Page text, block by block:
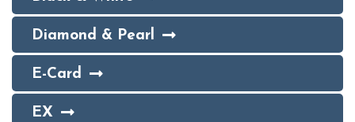
Diamond & Pearl
E-Card
EX